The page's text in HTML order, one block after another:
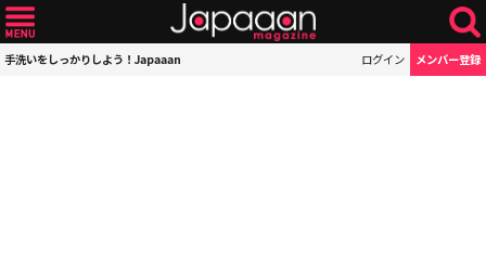
手洗いをしっかりしよう！Japaaan ログイン メンバー登録